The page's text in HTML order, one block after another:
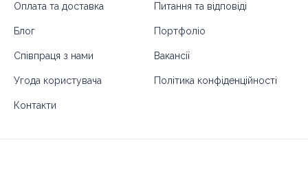
Оплата та доставка Питання та відповіді
Блог Портфоліо
Співпраця з нами Вакансії
Угода користувача Політика конфіденційності
Контакти